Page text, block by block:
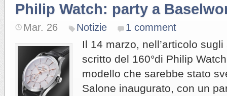
Philip Watch: party a
Mar. 26 Notizie 1 comment
Il 14 marzo, nell’articolo sugli
scritto del 160°di Philip
modello che sarebbe stato
Salone inaugurato, con un